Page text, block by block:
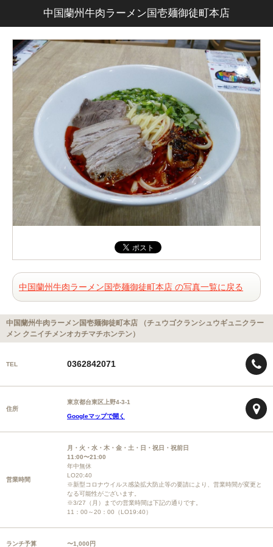
中国蘭州牛肉ラーメン国壱麺御徒町本店
中国蘭州牛肉ラーメン国壱麺御徒町本店 の写真一覧に戻る
中国蘭州牛肉ラーメン国壱麺御徒町本店 （チュウゴクランシュウギュニクラー
メン クニイチメンオカチマチホンテン）
TEL 0362842071
住所
東京都台東区上野4-3-1
Googleマップで開く
営業時間
月・火・水・木・金・土・日・祝日・祝前日
11:00〜21:00
年中無休
LO20:40
※新型コロナウイルス感染拡大防止等の要請により、営業時間が変更と
なる可能性がございます。
※3/27（月）までの営業時間は下記の通りです。
11：00～20：00（LO19:40）
ランチ予算 〜1,000円